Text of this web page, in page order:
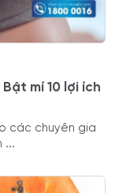
mí 10 lợi ích
các chuyên gia
...